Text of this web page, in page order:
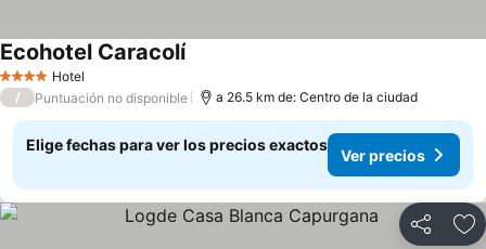
4 EstrellasHotel
Ecohotel CaracolíVer precios
/ Puntuación no disponible a 26.5 km de: Centro de la ciudad
Elige fechas para ver los precios exactos
Ver precios
Compartir